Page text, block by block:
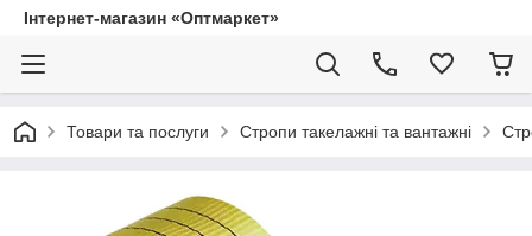
Інтернет-магазин «Оптмаркет»
Товари та послуги Стропи такелажні та вантажні